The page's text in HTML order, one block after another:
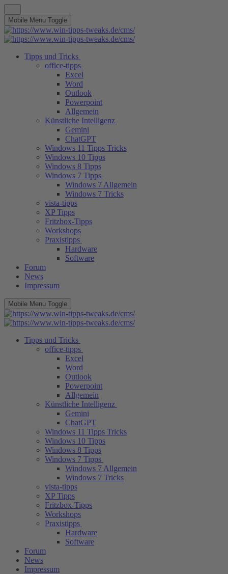
Mobile Menu Toggle
Tipps und Tricks
office-tipps
Excel
Word
Outlook
Powerpoint
Allgemein
Künstliche Intelligenz
Gemini
ChatGPT
Windows 11 Tipps Tricks
Windows 10 Tipps
Windows 8 Tipps
Windows 7 Tipps
Windows 7 Allgemein
Windows 7 Tricks
vista-tipps
XP Tipps
Fritzbox-Tipps
Workshops
Praxistipps
Hardware
Software
Forum
News
Impressum
Mobile Menu Toggle
Tipps und Tricks
office-tipps
Excel
Word
Outlook
Powerpoint
Allgemein
Künstliche Intelligenz
Gemini
ChatGPT
Windows 11 Tipps Tricks
Windows 10 Tipps
Windows 8 Tipps
Windows 7 Tipps
Windows 7 Allgemein
Windows 7 Tricks
vista-tipps
XP Tipps
Fritzbox-Tipps
Workshops
Praxistipps
Hardware
Software
Forum
News
Impressum